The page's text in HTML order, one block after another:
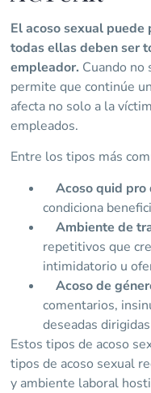
El acoso sexual
todas ellas deben ser
empleador. Cuando no
permite que continúe
afecta no solo a la
empleados.
Entre los tipos más
Acoso quid pro
condiciona
Ambiente de
repetitivos que
intimidatorio u
Acoso de
comentarios,
deseadas
Estos tipos de acoso
tipos de acoso sexual
y ambiente laboral